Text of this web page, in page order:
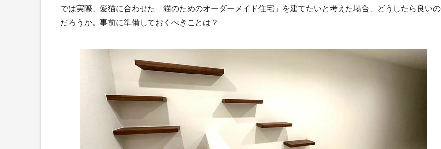
では実際、愛猫に合わせた「猫のためのオーダーメイド住宅」を建てたいと考えた場合、どうしたら良いの
だろうか。事前に準備しておくべきことは？